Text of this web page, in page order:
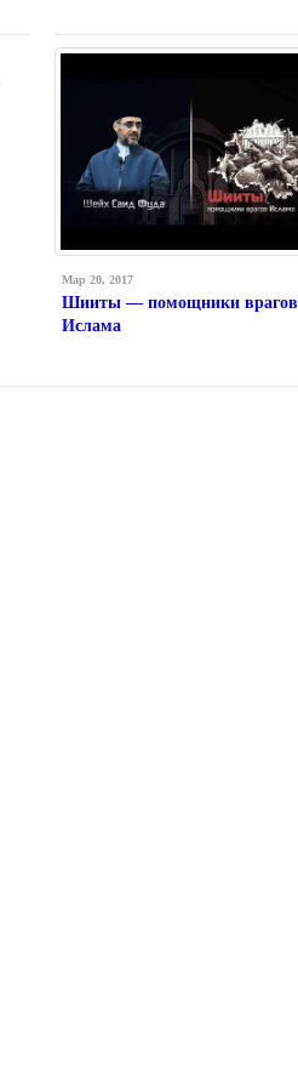
Мар 20, 2017
Шииты — помощники врагов
Ислама